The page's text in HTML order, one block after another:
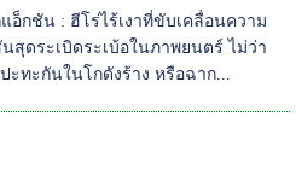
อ็กชัน : ฮีโร่ไร้เงาที่ขับเคลื่อนความ
สุดระเบิดระเบ้อในภาพยนตร์ ไม่ว่า
ะทะกันในโกดังร้าง หรือฉาก...